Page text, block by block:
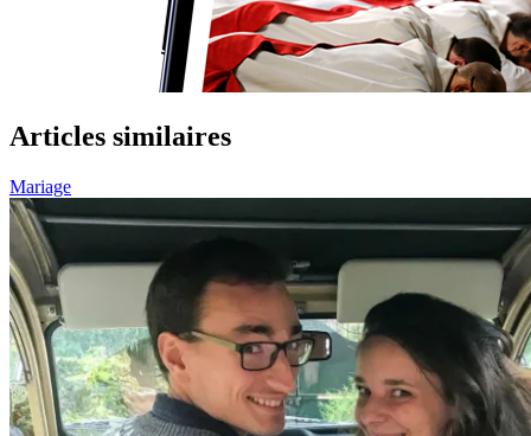
Articles similaires
Mariage